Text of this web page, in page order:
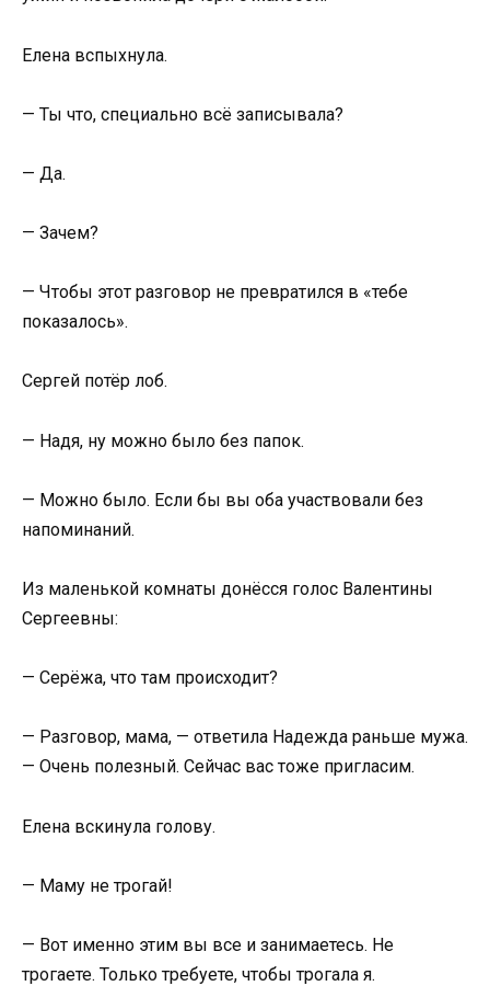
Елена вспыхнула.
— Ты что, специально всё записывала?
— Да.
— Зачем?
— Чтобы этот разговор не превратился в «тебе
показалось».
Сергей потёр лоб.
— Надя, ну можно было без папок.
— Можно было. Если бы вы оба участвовали без
напоминаний.
Из маленькой комнаты донёсся голос Валентины
Сергеевны:
— Серёжа, что там происходит?
— Разговор, мама, — ответила Надежда раньше мужа.
— Очень полезный. Сейчас вас тоже пригласим.
Елена вскинула голову.
— Маму не трогай!
— Вот именно этим вы все и занимаетесь. Не
трогаете. Только требуете, чтобы трогала я.